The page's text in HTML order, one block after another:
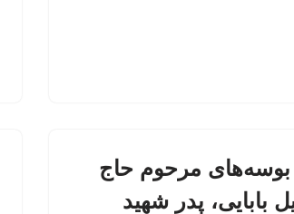
| بوسه‌های مرحوم حاج
بابایی، پدر شهید